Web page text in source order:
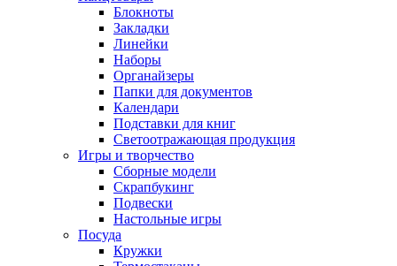
Блокноты
Закладки
Линейки
Наборы
Органайзеры
Папки для документов
Календари
Подставки для книг
Светоотражающая продукция
Игры и творчество
Сборные модели
Скрапбукинг
Подвески
Настольные игры
Посуда
Кружки